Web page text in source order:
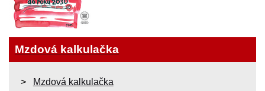
Mzdová kalkulačka
Mzdová kalkulačka